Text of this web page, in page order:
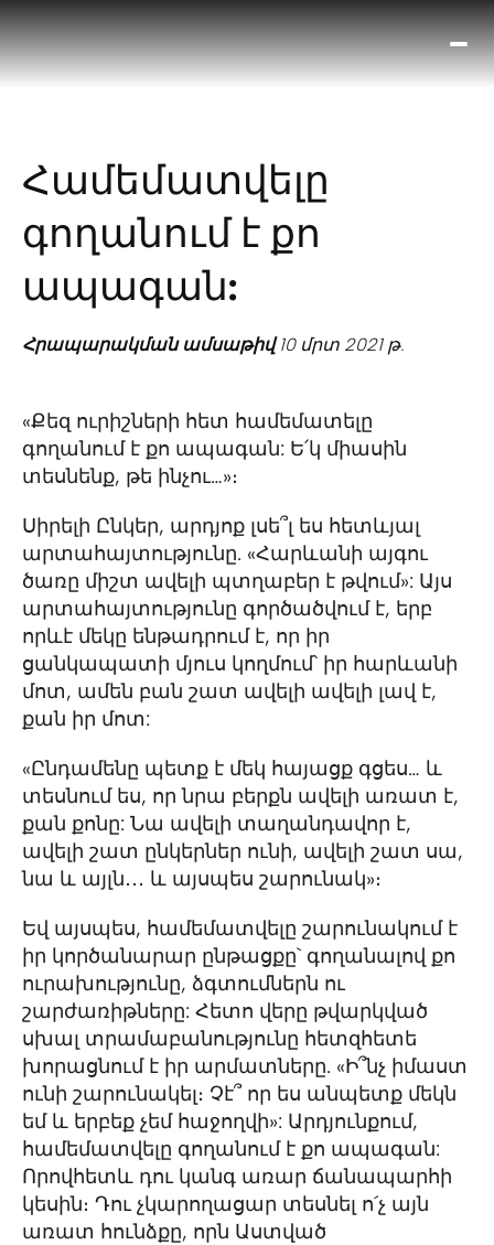
Համեմատվելը
գողանում է քո
ապագան:
Հրապարակման ամսաթիվ10 մրտ 2021 թ.
«Քեզ ուրիշների հետ համեմատելը
գողանում է քո ապագան: Ե՛կ միասին
տեսնենք, թե ինչու…»։
Սիրելի Ընկեր, արդյոք լսե՞լ ես հետևյալ
արտահայտությունը. «Հարևանի այգու
ծառը միշտ ավելի պտղաբեր է թվում»: Այս
արտահայտությունը գործածվում է, երբ
որևէ մեկը ենթադրում է, որ իր
ցանկապատի մյուս կողմում՝ իր հարևանի
մոտ, ամեն բան շատ ավելի ավելի լավ է,
քան իր մոտ:
«Ընդամենը պետք է մեկ հայացք գցես… և
տեսնում ես, որ նրա բերքն ավելի առատ է,
քան քոնը: Նա ավելի տաղանդավոր է,
ավելի շատ ընկերներ ունի, ավելի շատ սա,
նա և այլն․․․ և այսպես շարունակ»։
Եվ այսպես, համեմատվելը շարունակում է
իր կործանարար ընթացքը` գողանալով քո
ուրախությունը, ձգտումներն ու
շարժառիթները: Հետո վերը թվարկված
սխալ տրամաբանությունը հետզհետե
խորացնում է իր արմատները. «Ի՞նչ իմաստ
ունի շարունակել։ Չէ՞ որ ես անպետք մեկն
եմ և երբեք չեմ հաջողվի»: Արդյունքում,
համեմատվելը գողանում է քո ապագան:
Որովհետև դու կանգ առար ճանապարհի
կեսին։ Դու չկարողացար տեսնել ո´չ այն
առատ հունձքը, որն Աստված